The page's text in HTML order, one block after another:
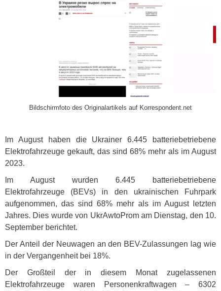
Bildschirmfoto des Originalartikels auf Korrespondent.net
Im August haben die Ukrainer 6.445 batteriebetriebene
Elektrofahrzeuge gekauft, das sind 68% mehr als im August
2023.
Im August wurden 6.445 batteriebetriebene
Elektrofahrzeuge (BEVs) in den ukrainischen Fuhrpark
aufgenommen, das sind 68% mehr als im August letzten
Jahres. Dies wurde von UkrAwtoProm am Dienstag, den 10.
September berichtet.
Der Anteil der Neuwagen an den BEV-Zulassungen lag wie
in der Vergangenheit bei 18%.
Der Großteil der in diesem Monat zugelassenen
Elektrofahrzeuge waren Personenkraftwagen – 6302